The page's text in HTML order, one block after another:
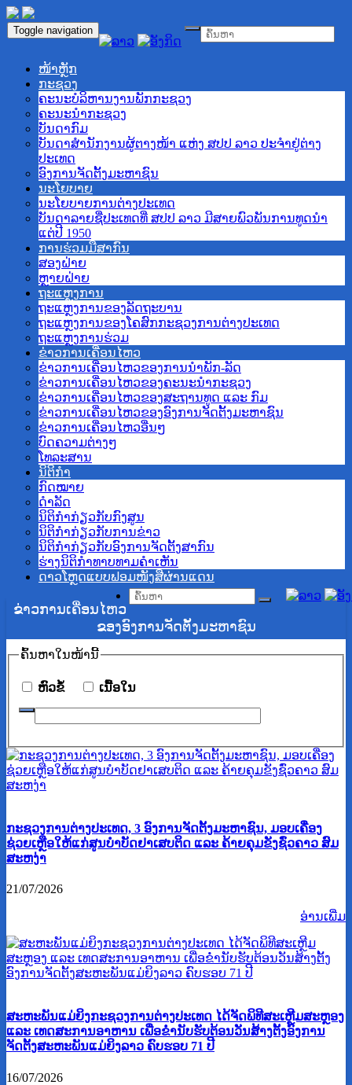
Toggle navigation
ໜ້າຫຼັກ
ກະຊວງ
ຄະນະບໍລິຫານງານພັກກະຊວງ
ຄະນະນໍາກະຊວງ
ບັນດາກົມ
ບັນດາສໍານັກງານຜູ້ຕາງໜ້າ ແຫ່ງ ສປປ ລາວ ປະຈໍາຢູ່ຕ່າງ
ປະເທດ
ອົງການຈັດຕັ້ງມະຫາຊົນ
ນະໂຍບາຍ
ນະໂຍບາຍການຕ່າງປະເທດ
ບັນດາລາຍຊື່ປະເທດທີ່ ສປປ ລາວ ມີສາຍພົວພັນການທູດນຳ
ແຕ່ປີ 1950
ການຮ່ວມມືສາກົນ
ສອງຝ່າຍ
ຫຼາຍຝ່າຍ
ຖະແຫຼງການ
ຖະແຫຼງການຂອງລັດຖະບານ
ຖະແຫຼງການຂອງໂຄສົກກະຊວງການຕ່າງປະເທດ
ຖະແຫຼງການຮ່ວມ
ຂ່າວການເຄື່ອນໄຫວ
ຂ່າວການເຄື່ອນໄຫວຂອງການນຳພັກ-ລັດ
ຂ່າວການເຄື່ອນໄຫວຂອງຄະນະນຳກະຊວງ
ຂ່າວການເຄື່ອນໄຫວຂອງສະຖານທູດ ແລະ ກົມ
ຂ່າວການເຄື່ອນໄຫວຂອງອົງການຈັດຕັ້ງມະຫາຊົນ
ຂ່າວການເຄື່ອນໄຫວອື່ນໆ
ບົດຄວາມຕ່າງໆ
ໂທລະສານ
ນິຕິກຳ
ກົດໝາຍ
ດໍາລັດ
ນິຕິກຳກ່ຽວກັບກົງສູນ
ນິຕິກຳກ່ຽວກັບການຂ່າວ
ນິຕິກຳກ່ຽວກັບອົງການຈັດຕັ້ງສາກົນ
ຮ່າງນິຕິກໍາທາບທາມຄໍາເຫັນ
ດາວໂຫຼດແບບຟອມໜັງສືຜ່ານແດນ
ຂ່າວການເຄື່ອນໄຫວ
ຂອງອົງການຈັດຕັ້ງມະຫາຊົນ
ຄົ້ນ​ຫາ​ໃນ​ໜ້ານີ້
​ຫົວ​ຂໍ້ ​ເນື້ອ​ໃນ
ກະຊວງການຕ່າງປະເທດ, 3 ອົງການຈັດຕັ້ງມະຫາຊົນ, ມອບເຄື່ອງ
ຊ່ວຍເຫຼືອໃຫ້ແກ່ສູນບໍາບັດຢາເສບຕິດ ແລະ ຄ້າຍຄຸມຂັງຊົ່ວຄາວ ສົມ
ສະຫງ່າ
21/07/2026
ອ່ານ​ເພີ່ມ
ສະຫະພັນແມ່ຍິງກະຊວງການຕ່າງປະເທດ ໄດ້ຈັດພິທີສະເຫຼີມສະຫຼອງ
ແລະ ເທດສະການອາຫານ ເພື່ອຂໍ່ານັບຮັບຕ້ອນວັນສ້າງຕັ້ງອົງການ
ຈັດຕັ້ງສະຫະພັນແມ່ຍິງລາວ ຄົບຮອບ 71 ປີ
16/07/2026